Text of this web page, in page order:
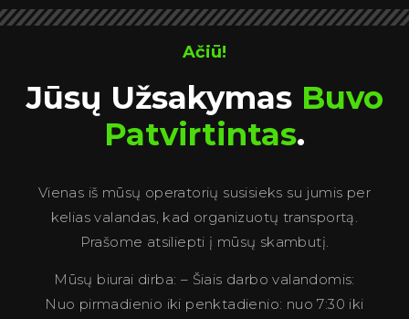
Ačiū!
Jūsų Užsakymas Buvo
Patvirtintas.
Vienas iš mūsų operatorių susisieks su jumis per
kelias valandas, kad organizuotų transportą.
Prašome atsiliepti į mūsų skambutį.
Mūsų biurai dirba: – Šiais darbo valandomis:
Nuo pirmadienio iki penktadienio: nuo 7:30 iki